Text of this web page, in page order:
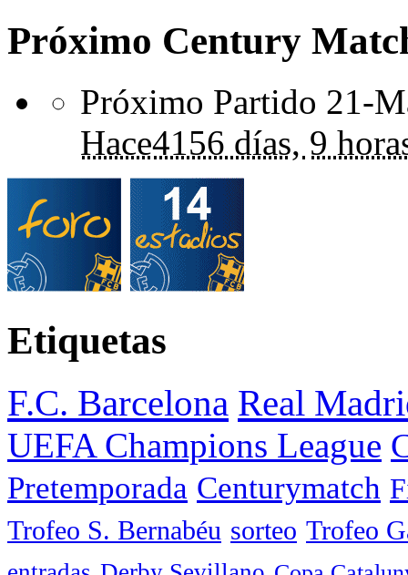
Próximo Century
Próximo Partido 21-
Hace4156 días, 9
Etiquetas
F.C. Barcelona Real
UEFA Champions League
Pretemporada Centurymatch
Trofeo S. Bernabéu sorteo Trofeo